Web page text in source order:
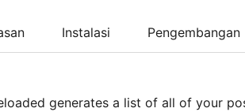
Instalasi Pengembangan
generates a list of all of your